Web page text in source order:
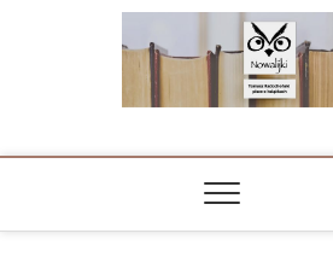
NOWALIJKI